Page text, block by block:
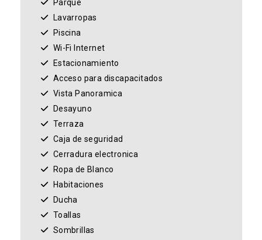
Parque
Lavarropas
Piscina
Wi-Fi Internet
Estacionamiento
Acceso para discapacitados
Vista Panoramica
Desayuno
Terraza
Caja de seguridad
Cerradura electronica
Ropa de Blanco
Habitaciones
Ducha
Toallas
Sombrillas